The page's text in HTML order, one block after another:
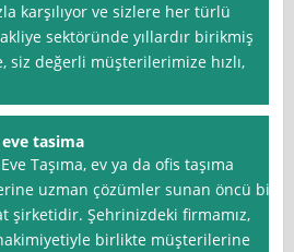
karşılıyor ve sizlere her türlü
sektöründe yıllardır birikmiş
siz değerli müşterilerimize hızlı,
eve tasima
Taşıma, ev ya da ofis taşıma
uzman çözümler sunan öncü bir
şirketidir. Şehrinizdeki firmamız,
birlikte müşterilerine